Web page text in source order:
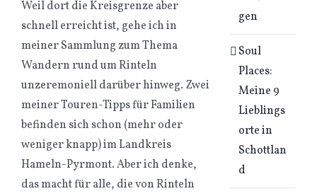
Weil dort die Kreisgrenze aber
schnell erreicht ist, gehe ich in
meiner Sammlung zum Thema
Wandern rund um Rinteln
unzeremoniell darüber hinweg. Zwei
meiner Touren-Tipps für Familien
befinden sich schon (mehr oder
weniger knapp) im Landkreis
Hameln-Pyrmont. Aber ich denke,
das macht für alle, die von Rinteln
gen
Soul
Places:
Meine 9
Lieblings
orte in
Schottlan
d